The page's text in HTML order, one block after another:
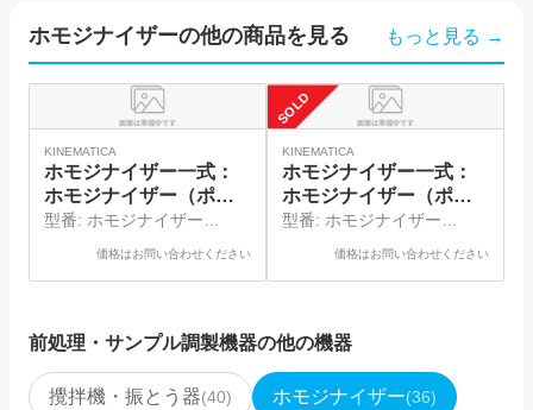
ホモジナイザーの他の商品を見る もっと見る →
KINEMATICA
ホモジナイザー一式：
ホモジナイザー（ポリ
トロン）、シャフトジ
ェネレータ
型番: ホモジナイザー
（PT1300D）、シャフトジ
価格はお問い合わせください
SOLD
KINEMATICA
ホモジナイザー一式：
ホモジナイザー（ポリ
トロン）、シャフトジ
ェネレータ
型番: ホモジナイザー
（PT1200E）、シャフトジ
価格はお問い合わせください
前処理・サンプル調製機器の他の機器
攪拌機・振とう器(40) ホモジナイザー(36)